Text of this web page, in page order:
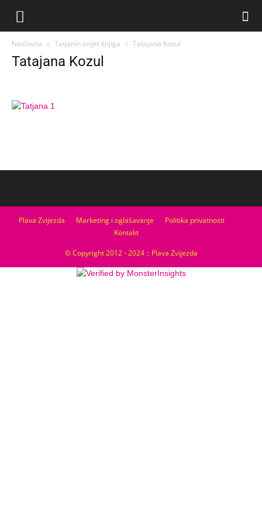
Naslovna Tatjanin svijet knjiga Tatajana Kozul
Tatajana Kozul
Plava Zvijezda Marketing i oglašavanje
Politika privatnosti
Kontakt
© Copyright 2012 - 2024 :: Plava Zvijezda